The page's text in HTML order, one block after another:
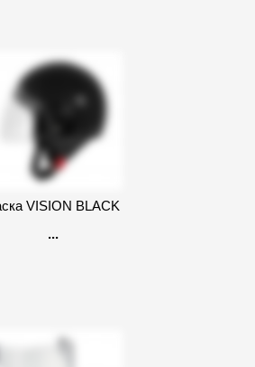
VISION BLACK